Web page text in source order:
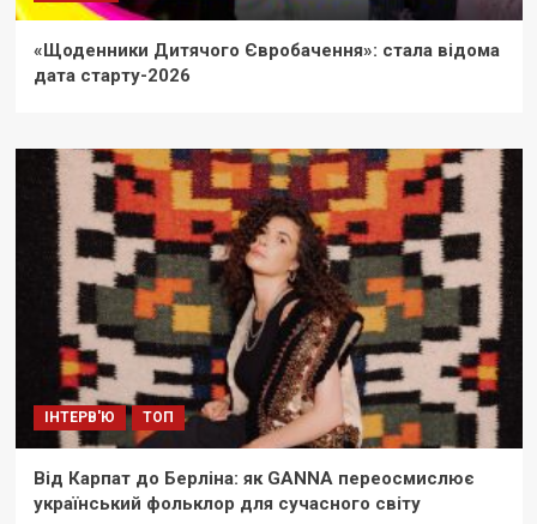
«Щоденники Дитячого Євробачення»: стала відома
дата старту-2026
ІНТЕРВ'Ю ТОП
Від Карпат до Берліна: як GANNA переосмислює
український фольклор для сучасного світу